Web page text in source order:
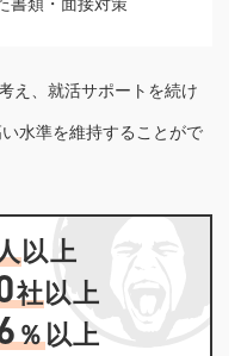
え、就活サポートを続け
水準を維持することがで
以上
社以上
％以上